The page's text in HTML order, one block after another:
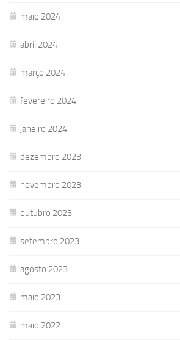
maio 2024
abril 2024
março 2024
fevereiro 2024
janeiro 2024
dezembro 2023
novembro 2023
outubro 2023
setembro 2023
agosto 2023
maio 2023
maio 2022